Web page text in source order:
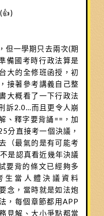
但一學期只去兩次(期
備國考時行政法算是
大的全修班函授，初
接著參考講義自己整
大概看了一下行政法
訴2.0…而且更令人崩
、釋字要背誦==，加
分直接考一個決議，
（最氣的是有可能考
是認真看近幾年決議
要背的條文已經夠多
生當人體決議資料
念，當時就是如法炮
，每個章節都用APP
見解、大小爭點都當